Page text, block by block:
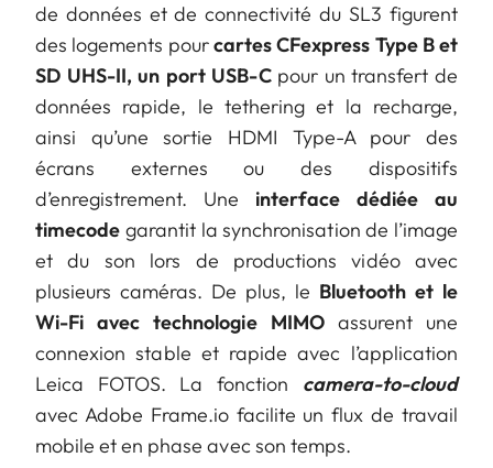
de données et de connectivité du SL3 figurent
des logements pourcartes CFexpress Type B et
SD UHS-II, un port USB-C pour un transfert de
données rapide, le tethering et la recharge,
ainsi qu’une sortie HDMI Type-A pour des
écrans externes ou des dispositifs
d’enregistrement. Une interface dédiée au
timecode garantit la synchronisation de l’image
et du son lors de productions vidéo avec
plusieurs caméras. De plus, le Bluetooth et le
Wi-Fi avec technologie MIMOassurent une
connexion stable et rapide avec l’application
Leica FOTOS. La fonction camera-to-cloud
avec Adobe Frame.io facilite un flux de travail
mobile et en phase avec son temps.